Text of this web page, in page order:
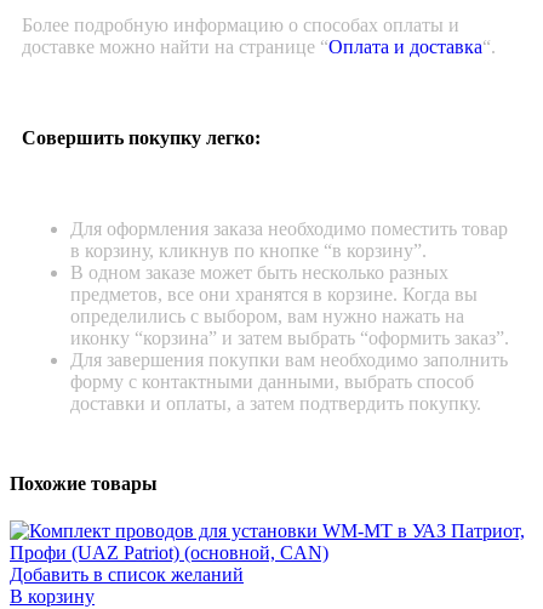
Более подробную информацию о способах оплаты и
доставке можно найти на странице “Оплата и доставка“.
Совершить покупку легко:
Для оформления заказа необходимо поместить товар
в корзину, кликнув по кнопке “в корзину”.
В одном заказе может быть несколько разных
предметов, все они хранятся в корзине. Когда вы
определились с выбором, вам нужно нажать на
иконку “корзина” и затем выбрать “оформить заказ”.
Для завершения покупки вам необходимо заполнить
форму с контактными данными, выбрать способ
доставки и оплаты, а затем подтвердить покупку.
Похожие товары
Добавить в список желаний
В корзину